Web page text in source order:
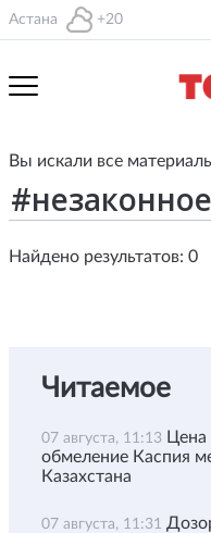
Астана +20
Вы искали все
Найдено результатов: 0
Читаемое
07 августа, 11:13
обмеление Каспия
Казахстана
07 августа, 11:31